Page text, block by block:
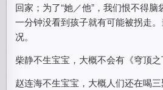
回家；为了“她／他”，我们恨不得
一分钟没看到孩子就有可能被拐走
况。
柴静不生宝宝，大概不会有《穹顶
赵连海不生宝宝，大概人们还在喝